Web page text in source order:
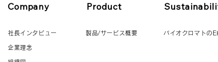
Company
社長インタビュー
企業理念
Product
製品/サービス概要 バイオクロマトの